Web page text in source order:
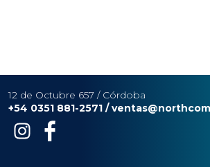
12 de Octubre 657 / Córdoba
+54 0351 881-2571 /